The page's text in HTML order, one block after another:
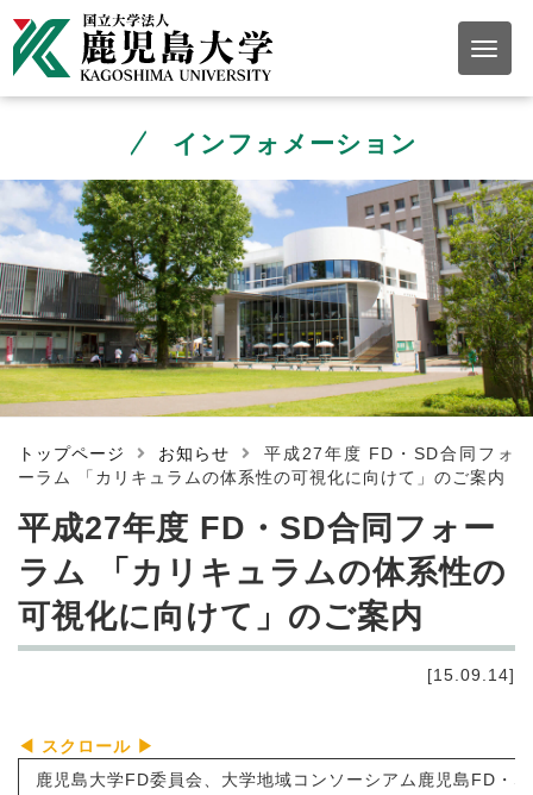
インフォメーション
トップページ お知らせ
平成27年度 FD・SD合同フォ
ーラム 「カリキュラムの体系性の可視化に向けて」のご案内
平成27年度 FD・SD合同フォー
ラム 「カリキュラムの体系性の
可視化に向けて」のご案内
[15.09.14]
鹿児島大学FD委員会、大学地域コンソーシアム鹿児島FD